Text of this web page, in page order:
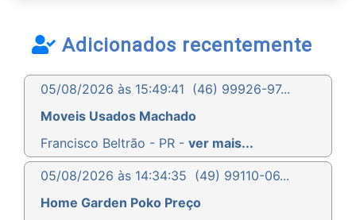
Adicionados recentemente
05/08/2026 às 15:49:41 (46) 99926-97...
Moveis Usados Machado
Francisco Beltrão - PR - ver mais...
05/08/2026 às 14:34:35 (49) 99110-06...
Home Garden Poko Preço